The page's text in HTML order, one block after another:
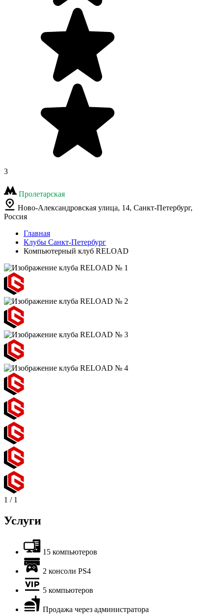
3
Пролетарская
Ново-Александровская улица, 14, Санкт-Петербург,
Россия
Главная
Клубы Санкт-Петербург
Компьютерный клуб RELOAD
1 / 1
Услуги
15 компьютеров
2 консоли PS4
5 компьютеров
Продажа через администратора